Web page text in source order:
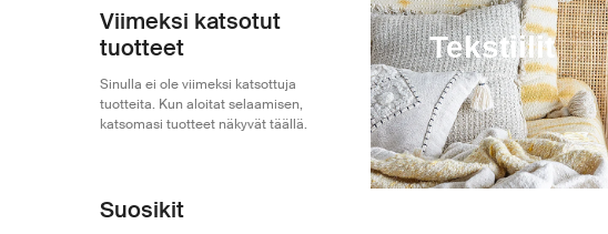
Viimeksi katsotut
tuotteet
Sinulla ei ole viimeksi katsottuja
tuotteita. Kun aloitat selaamisen,
katsomasi tuotteet näkyvät täällä.
Suosikit
Tekstiilit